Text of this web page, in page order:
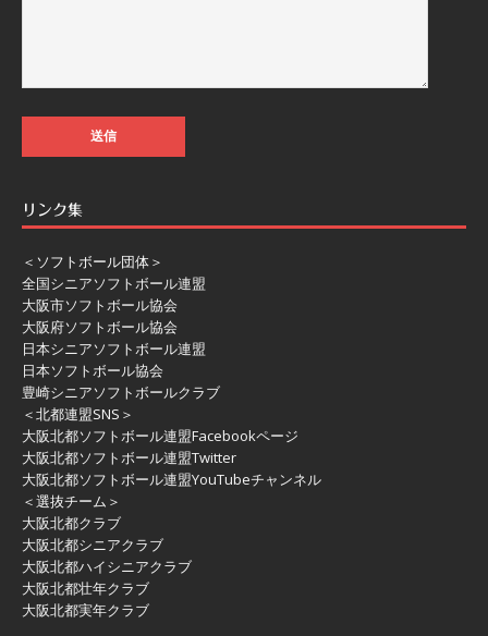
リンク集
＜ソフトボール団体＞
全国シニアソフトボール連盟
大阪市ソフトボール協会
大阪府ソフトボール協会
日本シニアソフトボール連盟
日本ソフトボール協会
豊崎シニアソフトボールクラブ
＜北都連盟SNS＞
大阪北都ソフトボール連盟Facebookページ
大阪北都ソフトボール連盟Twitter
大阪北都ソフトボール連盟YouTubeチャンネル
＜選抜チーム＞
大阪北都クラブ
大阪北都シニアクラブ
大阪北都ハイシニアクラブ
大阪北都壮年クラブ
大阪北都実年クラブ